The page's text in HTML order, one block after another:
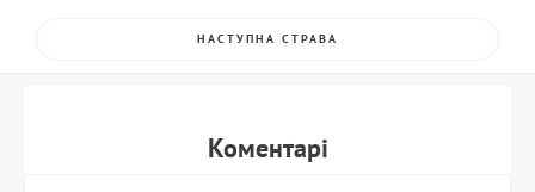
НАСТУПНА СТРАВА
Коментарi